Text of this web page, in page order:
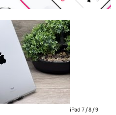
iPad 7 / 8 / 9